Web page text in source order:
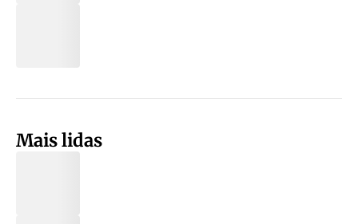
Mais lidas